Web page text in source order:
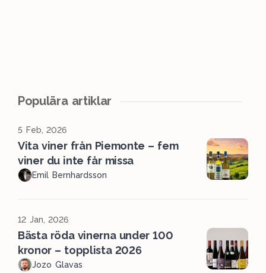
Populära artiklar
5 Feb, 2026
Vita viner från Piemonte – fem
viner du inte får missa
Emil Bernhardsson
12 Jan, 2026
Bästa röda vinerna under 100
kronor – topplista 2026
Jozo Glavas